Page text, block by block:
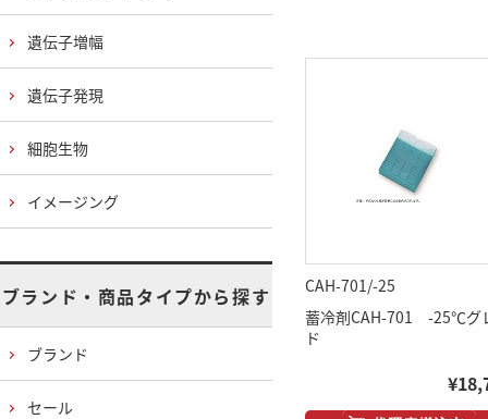
CAH-701/-25
蓄冷剤CAH-701 -25℃グ
ド
遺伝子増幅
遺伝子発現
細胞生物
イメージング
ブランド・商品タイプから探す
ブランド
セール